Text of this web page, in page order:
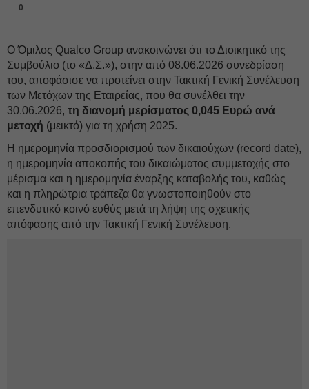
0
Ο Όμιλος Qualco Group ανακοινώνει ότι το Διοικητικό της
Συμβούλιο (το «Δ.Σ.»), στην από 08.06.2026 συνεδρίαση
του, αποφάσισε να προτείνει στην Τακτική Γενική Συνέλευση
των Μετόχων της Εταιρείας, που θα συνέλθει την
30.06.2026, τη διανομή μερίσματος 0,045 Ευρώ ανά
μετοχή (μεικτό) για τη χρήση 2025.
Η ημερομηνία προσδιορισμού των δικαιούχων (record date),
η ημερομηνία αποκοπής του δικαιώματος συμμετοχής στο
μέρισμα και η ημερομηνία έναρξης καταβολής του, καθώς
και η πληρώτρια τράπεζα θα γνωστοποιηθούν στο
επενδυτικό κοινό ευθύς μετά τη λήψη της σχετικής
απόφασης από την Τακτική Γενική Συνέλευση.